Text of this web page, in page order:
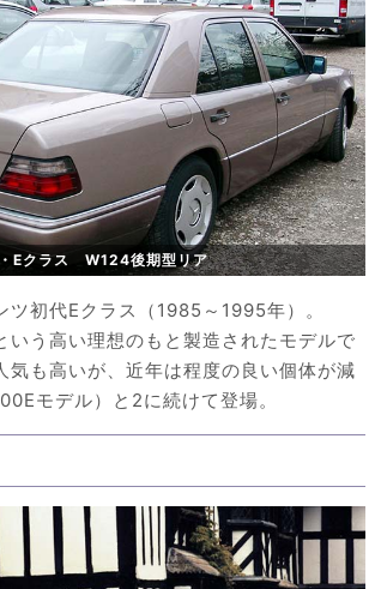
Eクラス W124後期型リア
ツ初代Eクラス（1985～1995年）。
いう高い理想のもと製造されたモデルで
気も高いが、近年は程度の良い個体が減
モデル）と2に続けて登場。